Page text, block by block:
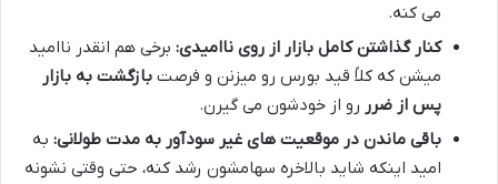
می کنه.
کنار گذاشتن کامل بازار از روی ناامیدی: برخی هم انقدر ناامید
میشن که کلاً قید بورس رو میزنن و فرصت بازگشت به بازار
پس از ضرر رو از خودشون می گیرن.
باقی ماندن در موقعیت های غیر سودآور به مدت طولانی: به
امید اینکه شاید بالاخره سهامشون رشد کنه، حتی وقتی نشونه